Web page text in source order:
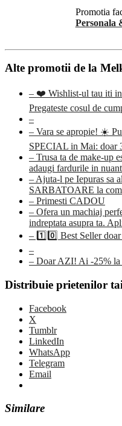
Promotia
Personala
Alte promotii de la
– ❤️ Wishlist-ul tau iti
Pregateste cosul de
–
– Vara se apropie! ☀️
SPECIAL in Mai: doar
– Trusa ta de make-up
adaugi fardurile in
– Ajuta-l pe Iepuras sa
SARBATOARE la
– Primesti CADOU
– Ofera un machiaj
indreptata asupra ta.
– 1️⃣0️⃣ Best Seller
–
– Doar AZI! Ai -25% la
Distribuie prietenilor
Facebook
X
Tumblr
LinkedIn
WhatsApp
Telegram
Email
Similare